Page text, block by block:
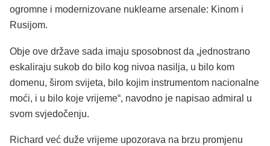
ogromne i modernizovane nuklearne arsenale: Kinom i
Rusijom.
Obje ove države sada imaju sposobnost da „jednostrano
eskaliraju sukob do bilo kog nivoa nasilja, u bilo kom
domenu, širom svijeta, bilo kojim instrumentom nacionalne
moći, i u bilo koje vrijeme“, navodno je napisao admiral u
svom svjedočenju.
Richard već duže vrijeme upozorava na brzu promjenu